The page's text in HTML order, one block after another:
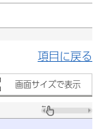
項目に戻る
画面サイズで表示